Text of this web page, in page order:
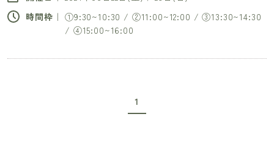
時間枠｜ ①9:30~10:30 / ②11:00~12:00 / ③13:30~14:30
/ ④15:00~16:00
1